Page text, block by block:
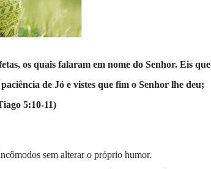
os quais falaram em nome do Senhor. Eis que
de Jó e vistes que fim o Senhor lhe deu;
5:10-11)
sem alterar o próprio humor.